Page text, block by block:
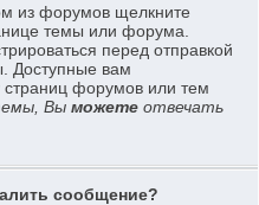
из форумов щелкните
темы или форума.
перед отправкой
Доступные вам
страниц форумов или тем
Выможете отвечать
сообщение?